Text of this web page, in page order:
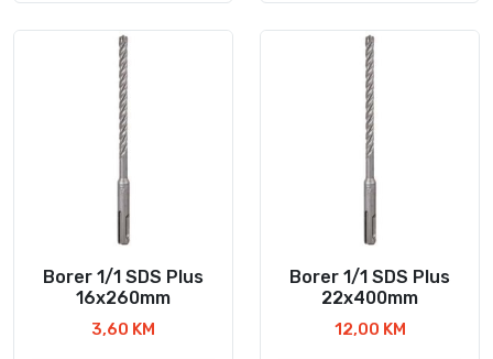
Borer 1/1 SDS Plus
16x260mm
3,60 KM
Borer 1/1 SDS Plus
22x400mm
12,00 KM